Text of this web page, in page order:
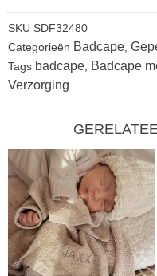
SKU SDF32480
Categorieën Badcape
Tags badcape Badcape
Verzorging